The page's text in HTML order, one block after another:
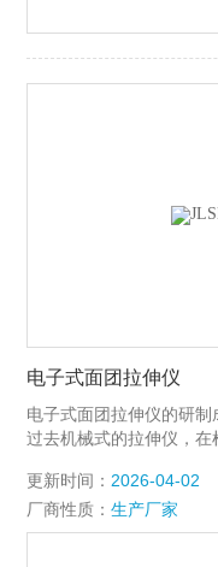
开发利用等方面提供重
电子式面团拉伸仪
电子式面团拉伸仪的研制
过去机械式的拉伸仪，
相信都会实现自动化的时
更新时间： 2026-04-02
厂商性质：生产厂家